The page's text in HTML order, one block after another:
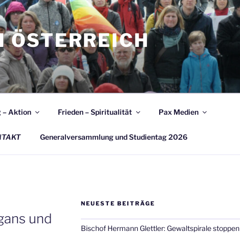
ÖSTERREICH
– Aktion Frieden – Spiritualität Pax Medien
Generalversammlung und Studientag 2026
und
NEUESTE BEITRÄGE
Bischof Hermann Glettler: Gewaltspirale stoppen